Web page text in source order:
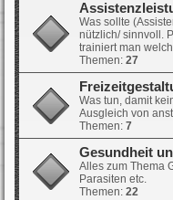
Was sollte
nützlich/ sinnvoll.
trainiert man
Themen: 27
Was tun, damit
Ausgleich von
Themen: 7
Gesundheit
Alles zum Thema
Parasiten etc.
Themen: 22